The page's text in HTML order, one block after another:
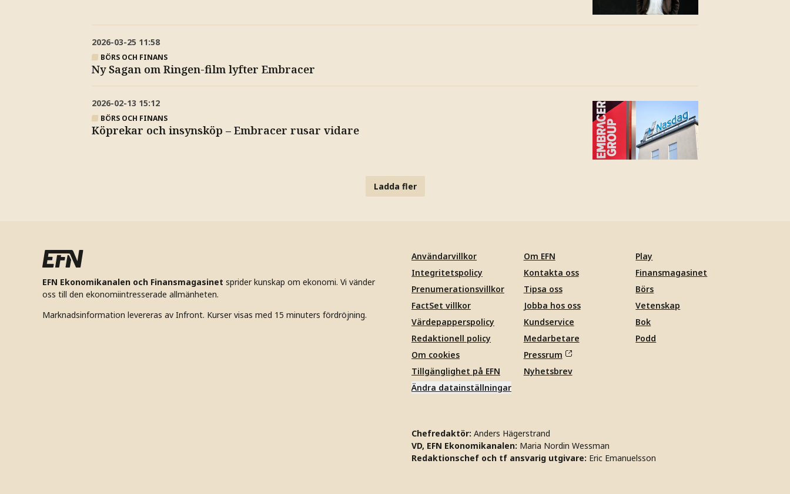
2026-03-25 11:58
BÖRS OCH FINANS
Ny Sagan om Ringen-film lyfter Embracer
2026-02-13 15:12
BÖRS OCH FINANS
Köprekar och insynsköp – Embracer rusar vidare
Ladda fler
EFN Ekonomikanalen och Finansmagasinet sprider kunskap om ekonomi. Vi vänder
oss till den ekonomiintresserade allmänheten.
Marknadsinformation levereras av Infront. Kurser visas med 15 minuters fördröjning.
Användarvillkor
Integritetspolicy
Prenumerationsvillkor
FactSet villkor
Värdepapperspolicy
Redaktionell policy
Om cookies
Tillgänglighet på EFN
Ändra datainställningar
Om EFN
Kontakta oss
Tipsa oss
Jobba hos oss
Kundservice
Medarbetare
Pressrum
Nyhetsbrev
Play
Finansmagasinet
Börs
Vetenskap
Bok
Podd
Chefredaktör: Anders Hägerstrand
VD, EFN Ekonomikanalen: Maria Nordin Wessman
Redaktionschef och tf ansvarig utgivare: Eric Emanuelsson